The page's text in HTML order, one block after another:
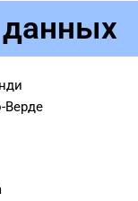
данных
Верде